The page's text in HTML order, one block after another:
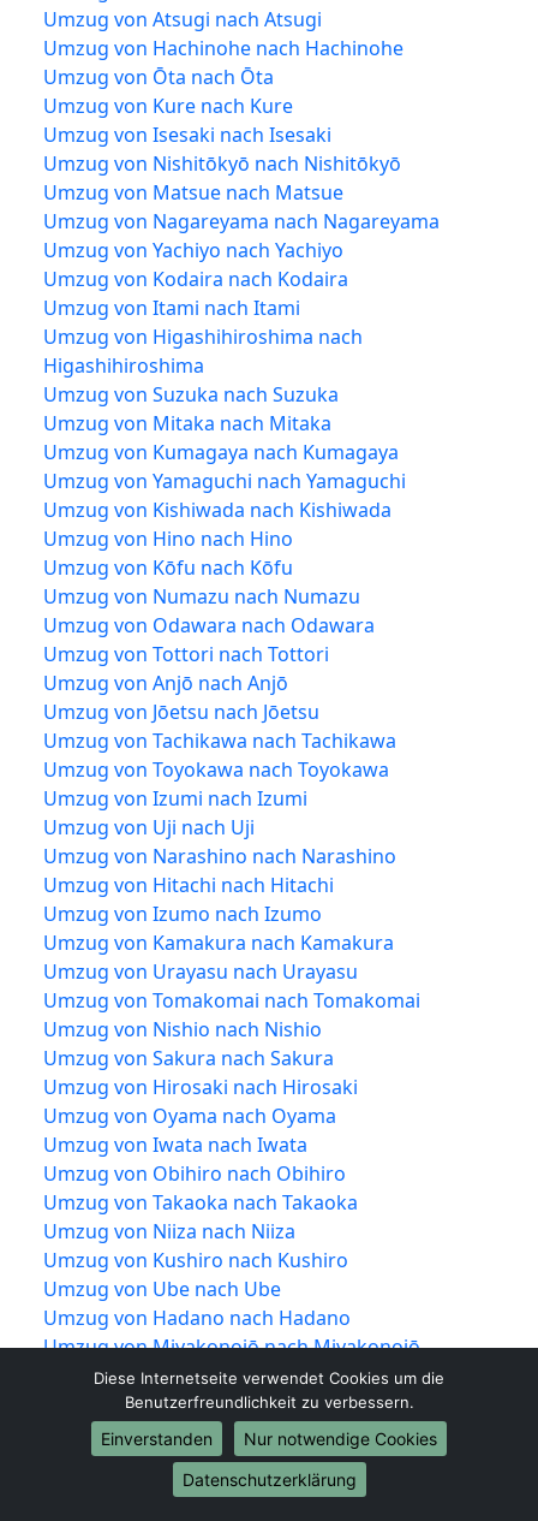
Umzug von Atsugi nach Atsugi
Umzug von Hachinohe nach Hachinohe
Umzug von Ōta nach Ōta
Umzug von Kure nach Kure
Umzug von Isesaki nach Isesaki
Umzug von Nishitōkyō nach Nishitōkyō
Umzug von Matsue nach Matsue
Umzug von Nagareyama nach Nagareyama
Umzug von Yachiyo nach Yachiyo
Umzug von Kodaira nach Kodaira
Umzug von Itami nach Itami
Umzug von Higashihiroshima nach
Higashihiroshima
Umzug von Suzuka nach Suzuka
Umzug von Mitaka nach Mitaka
Umzug von Kumagaya nach Kumagaya
Umzug von Yamaguchi nach Yamaguchi
Umzug von Kishiwada nach Kishiwada
Umzug von Hino nach Hino
Umzug von Kōfu nach Kōfu
Umzug von Numazu nach Numazu
Umzug von Odawara nach Odawara
Umzug von Tottori nach Tottori
Umzug von Anjō nach Anjō
Umzug von Jōetsu nach Jōetsu
Umzug von Tachikawa nach Tachikawa
Umzug von Toyokawa nach Toyokawa
Umzug von Izumi nach Izumi
Umzug von Uji nach Uji
Umzug von Narashino nach Narashino
Umzug von Hitachi nach Hitachi
Umzug von Izumo nach Izumo
Umzug von Kamakura nach Kamakura
Umzug von Urayasu nach Urayasu
Umzug von Tomakomai nach Tomakomai
Umzug von Nishio nach Nishio
Umzug von Sakura nach Sakura
Umzug von Hirosaki nach Hirosaki
Umzug von Oyama nach Oyama
Umzug von Iwata nach Iwata
Umzug von Obihiro nach Obihiro
Umzug von Takaoka nach Takaoka
Umzug von Niiza nach Niiza
Umzug von Kushiro nach Kushiro
Umzug von Ube nach Ube
Umzug von Hadano nach Hadano
Umzug von Miyakonojō nach Miyakonojō
Umzug von Matsusaka nach Matsusaka
Umzug von Ōgaki nach Ōgaki
Umzug von Hitachinaka nach Hitachinaka
Umzug von Tochigi nach Tochigi
Umzug von Ueda nach Ueda
Diese Internetseite verwendet Cookies um die
Benutzerfreundlichkeit zu verbessern.
Einverstanden
Nur notwendige Cookies
Datenschutzerklärung